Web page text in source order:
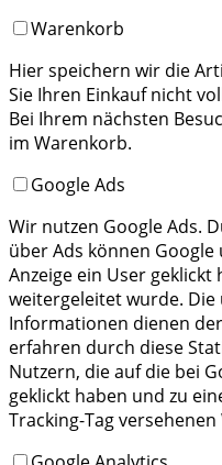
Warenkorb
Hier speichern wir die
Sie Ihren Einkauf nicht
Bei Ihrem nächsten
im Warenkorb.
Google Ads
Wir nutzen Google Ads.
über Ads können
Anzeige ein User
weitergeleitet wurde.
Informationen dienen
erfahren durch diese
Nutzern, die auf die bei
geklickt haben und zu
Tracking-Tag